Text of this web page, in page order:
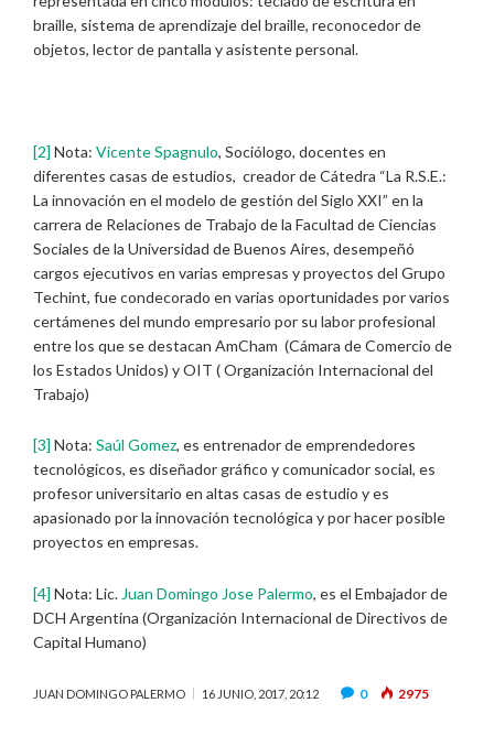
braille, sistema de aprendizaje del braille, reconocedor de
objetos, lector de pantalla y asistente personal.
[2] Nota: Vicente Spagnulo, Sociólogo, docentes en
diferentes casas de estudios, creador de Cátedra “La R.S.E.:
La innovación en el modelo de gestión del Siglo XXI” en la
carrera de Relaciones de Trabajo de la Facultad de Ciencias
Sociales de la Universidad de Buenos Aires, desempeñó
cargos ejecutivos en varias empresas y proyectos del Grupo
Techint, fue condecorado en varias oportunidades por varios
certámenes del mundo empresario por su labor profesional
entre los que se destacan AmCham (Cámara de Comercio de
los Estados Unidos) y OIT ( Organización Internacional del
Trabajo)
[3] Nota: Saúl Gomez, es entrenador de emprendedores
tecnológicos, es diseñador gráfico y comunicador social, es
profesor universitario en altas casas de estudio y es
apasionado por la innovación tecnológica y por hacer posible
proyectos en empresas.
[4] Nota: Lic. Juan Domingo Jose Palermo, es el Embajador de
DCH Argentina (Organización Internacional de Directivos de
Capital Humano)
JUAN DOMINGO PALERMO 16 JUNIO, 2017, 20:12 0 2975